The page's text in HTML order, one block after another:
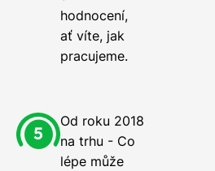
hodnocení,
ať víte, jak
pracujeme.
Od roku 2018
na trhu - Co
lépe může